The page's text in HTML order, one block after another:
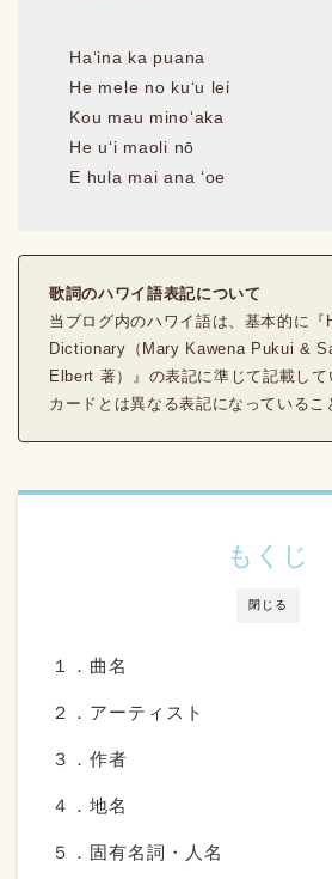
Haʻina ka puana
He mele no kuʻu lei
Kou mau minoʻaka
He uʻi maoli nō
E hula mai ana ʻoe
歌詞のハワイ語表記について
当ブログ内のハワイ語は、基本的に『
Dictionary（Mary Kawena Pukui &
Elbert 著）』の表記に準じて記載して
カードとは異なる表記になっているこ
閉じる
もくじ
１．曲名
２．アーティスト
３．作者
４．地名
５．固有名詞・人名